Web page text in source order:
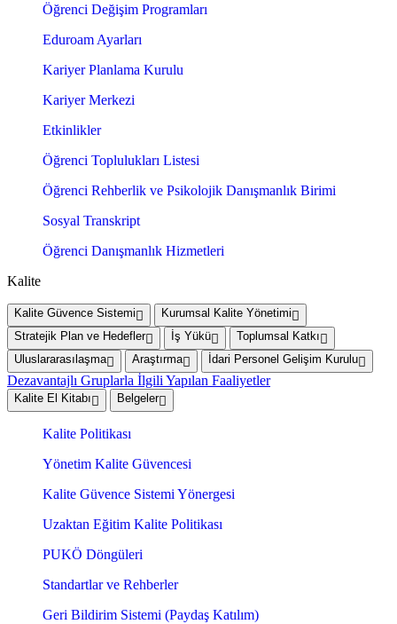
Öğrenci Değişim Programları
Eduroam Ayarları
Kariyer Planlama Kurulu
Kariyer Merkezi
Etkinlikler
Öğrenci Toplulukları Listesi
Öğrenci Rehberlik ve Psikolojik Danışmanlık Birimi
Sosyal Transkript
Öğrenci Danışmanlık Hizmetleri
Kalite
Kalite Güvence Sistemi
Kurumsal Kalite Yönetimi
Stratejik Plan ve Hedefler
İş Yükü
Toplumsal Katkı
Uluslararasılaşma
Araştırma İdari Personel Gelişim Kurulu
Dezavantajlı Gruplarla İlgili Yapılan Faaliyetler
Kalite El Kitabı Belgeler
Kalite Politikası
Yönetim Kalite Güvencesi
Kalite Güvence Sistemi Yönergesi
Uzaktan Eğitim Kalite Politikası
PUKÖ Döngüleri
Standartlar ve Rehberler
Geri Bildirim Sistemi (Paydaş Katılım)